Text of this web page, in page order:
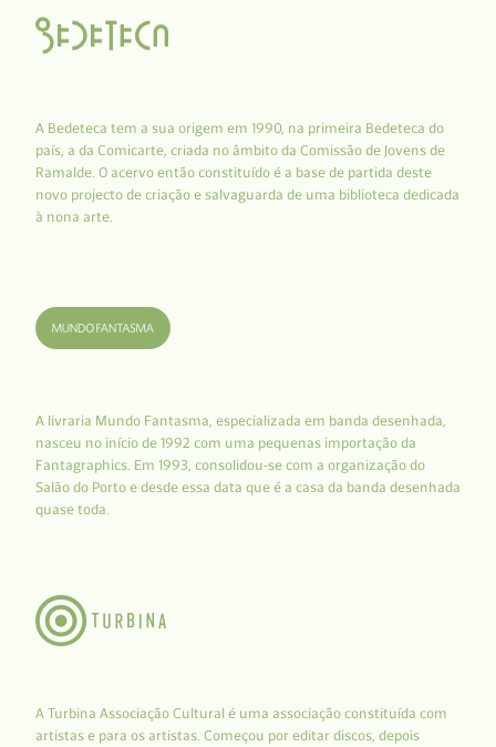
A Bedeteca tem a sua origem em 1990, na primeira Bedeteca do
país, a da Comicarte, criada no âmbito da Comissão de Jovens de
Ramalde. O acervo então constituído é a base de partida deste
novo projecto de criação e salvaguarda de uma biblioteca dedicada
à nona arte.
A livraria Mundo Fantasma, especializada em banda desenhada,
nasceu no início de 1992 com uma pequenas importação da
Fantagraphics. Em 1993, consolidou-se com a organização do
Salão do Porto e desde essa data que é a casa da banda desenhada
quase toda.
A Turbina Associação Cultural é uma associação constituída com
artistas e para os artistas. Começou por editar discos, depois